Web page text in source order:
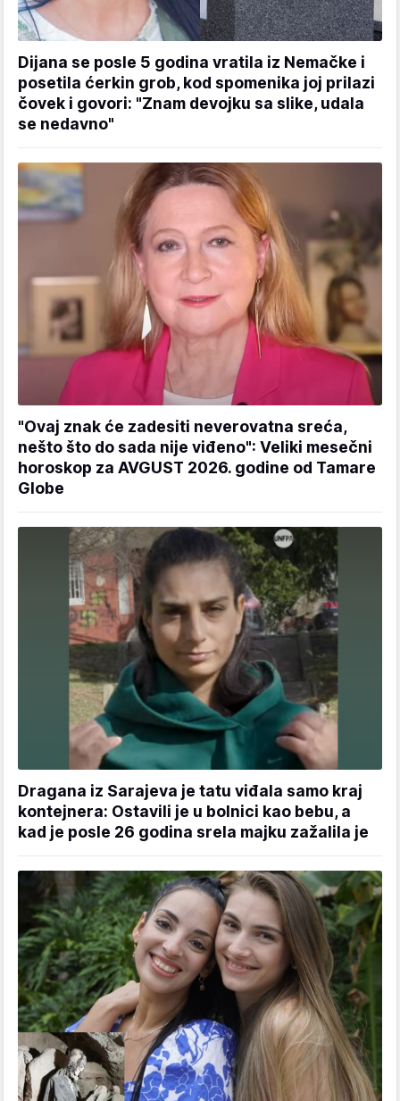
Dijana se posle 5 godina vratila iz Nemačke i
posetila ćerkin grob, kod spomenika joj prilazi
čovek i govori: "Znam devojku sa slike, udala
se nedavno"
"Ovaj znak će zadesiti neverovatna sreća,
nešto što do sada nije viđeno": Veliki mesečni
horoskop za AVGUST 2026. godine od Tamare
Globe
Dragana iz Sarajeva je tatu viđala samo kraj
kontejnera: Ostavili je u bolnici kao bebu, a
kad je posle 26 godina srela majku zažalila je